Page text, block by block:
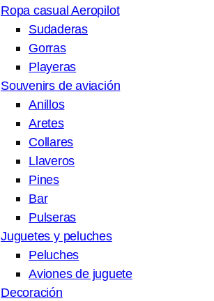
Ropa casual Aeropilot
Sudaderas
Gorras
Playeras
Souvenirs de aviación
Anillos
Aretes
Collares
Llaveros
Pines
Bar
Pulseras
Juguetes y peluches
Peluches
Aviones de juguete
Decoración